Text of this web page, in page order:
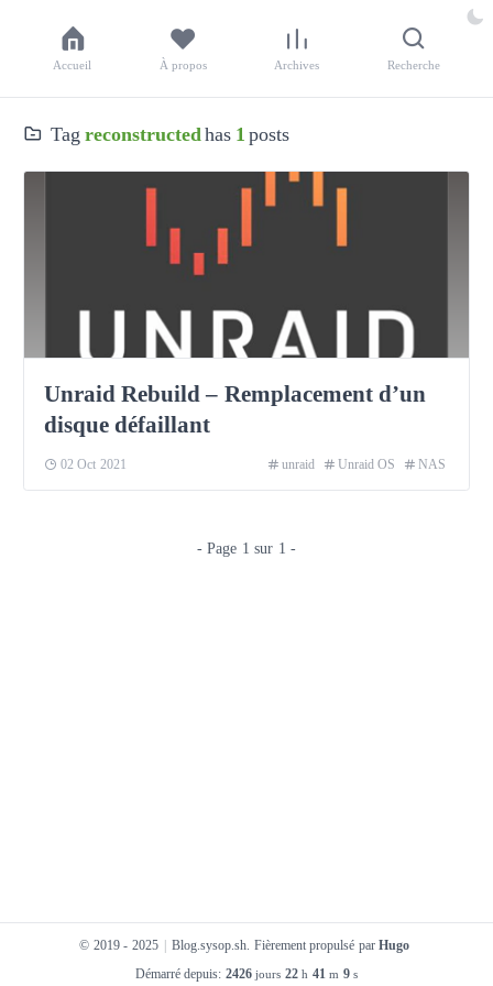
Accueil À propos Archives Recherche
Tag reconstructed has 1 posts
Unraid Rebuild – Remplacement d’un
disque défaillant
02 Oct 2021 unraid Unraid OS NAS
- Page 1 sur 1 -
© 2019 - 2025 Blog.sysop.sh. Fièrement propulsé par Hugo
Démarré depuis: 2426 jours 22 h 41 m 9 s